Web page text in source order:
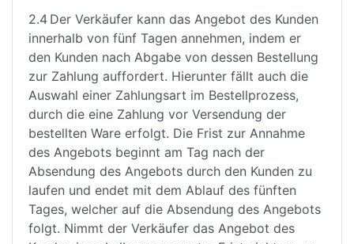
2.4 Der Verkäufer kann das Angebot des Kunden
innerhalb von fünf Tagen annehmen, indem er
den Kunden nach Abgabe von dessen Bestellung
zur Zahlung auffordert. Hierunter fällt auch die
Auswahl einer Zahlungsart im Bestellprozess,
durch die eine Zahlung vor Versendung der
bestellten Ware erfolgt. Die Frist zur Annahme
des Angebots beginnt am Tag nach der
Absendung des Angebots durch den Kunden zu
laufen und endet mit dem Ablauf des fünften
Tages, welcher auf die Absendung des Angebots
folgt. Nimmt der Verkäufer das Angebot des